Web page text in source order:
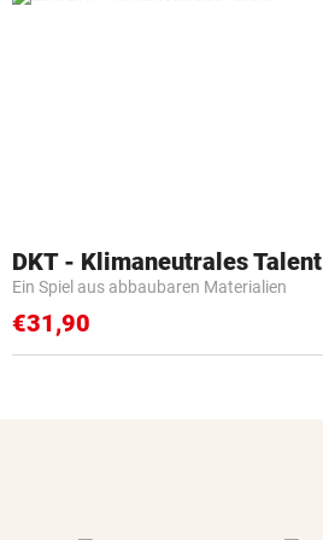
DKT - Klimaneutrales Talent
Ein Spiel aus abbaubaren Materialien
€31,90